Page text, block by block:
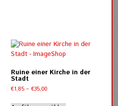
können
auf
Produktseite
Ruine einer Kirche in der
Stadt
€1,85 – €35,00Preisspanne:
Dieses